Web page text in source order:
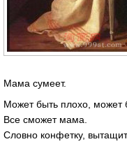
Мама сумеет.
Может быть плохо, может
Все сможет мама.
Словно конфетку,